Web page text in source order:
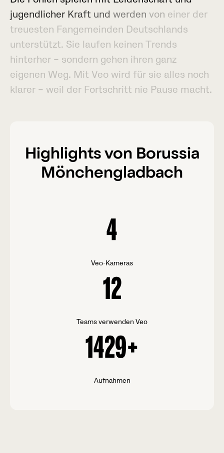
jugendlicher Kraft und werden von einer der
treuesten Fangemeinden Deutschlands
unterstützt. Sie laufen keinen Trends
hinterher – sondern gehen ihren ganz
eigenen Weg. Mit Veo wird für sie alles noch
klarer – weil der Fortschritt nie Pause macht.
Highlights von Borussia
Mönchengladbach
4
Veo-Kameras
12
Teams verwenden Veo
1429+
Aufnahmen